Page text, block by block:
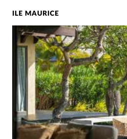
ILE MAURICE